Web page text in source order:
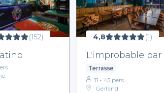
(152) 4,8 (1)
L'improbable bar
Terrasse
11 - 45 pers.
Gerland